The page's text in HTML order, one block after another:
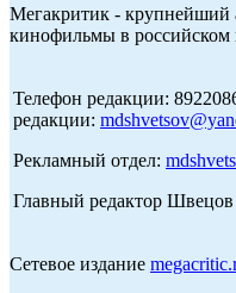
Мегакритик - крупнейший
кинофильмы в российском
Телефон редакции:
редакции:
Рекламный отдел:
Главный редактор
Сетевое издание